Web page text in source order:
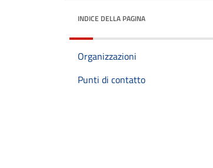
INDICE DELLA PAGINA
Organizzazioni
Punti di contatto